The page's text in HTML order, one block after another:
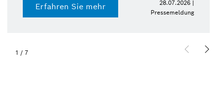
28.07.2026 |
Erfahren
2 / 7